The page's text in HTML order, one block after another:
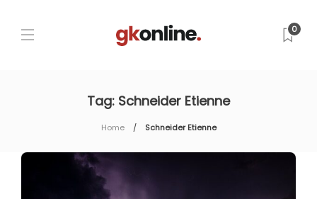
0
Tag: Schneider Etienne
Home Schneider Etienne